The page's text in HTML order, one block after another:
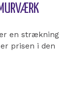
en strækning
prisen i den